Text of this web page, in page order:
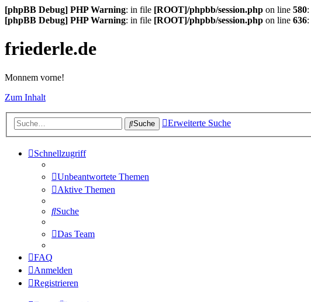
[phpBB Debug] PHP Warning: in file [ROOT]/phpbb/session.php on line 580:
[phpBB Debug] PHP Warning: in file [ROOT]/phpbb/session.php on line 636:
friederle.de
Monnem vorne!
Zum Inhalt
Suche Erweiterte Suche
Schnellzugriff
Unbeantwortete Themen
Aktive Themen
Suche
Das Team
FAQ
Anmelden
Registrieren